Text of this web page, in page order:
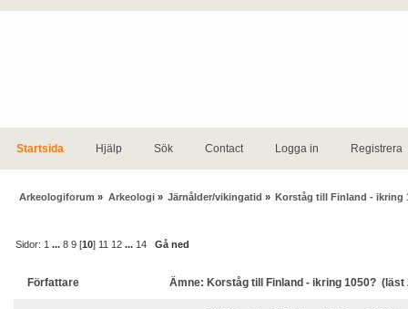
Startsida Hjälp Sök Contact Logga in Registrera
Arkeologiforum » Arkeologi» Järnålder/vikingatid » Korståg till Finland - ikring
Sidor: 1 ...8 9 [10] 11 12 ... 14 Gå ned
Författare Ämne: Korståg till Finland - ikring 1050? (läst